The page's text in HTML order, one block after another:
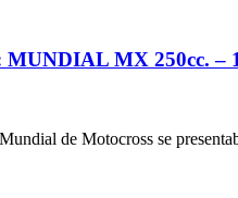
MX 250cc. –
de Motocross se